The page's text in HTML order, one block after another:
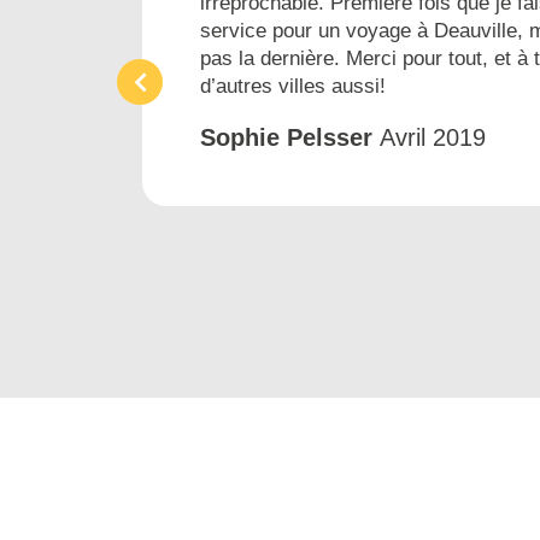
service pour un voyage à Deauville,
pas la dernière. Merci pour tout, et à
d’autres villes aussi!
Sophie Pelsser Avril 2019